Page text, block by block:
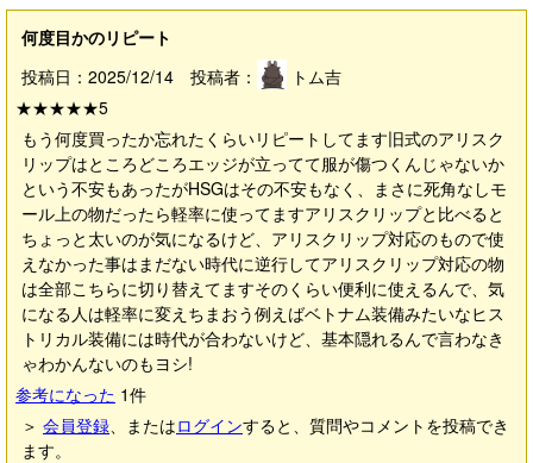
何度目かのリピート
投稿日：2025/12/14 投稿者：
トム吉
★★★★★5
もう何度買ったか忘れたくらいリピートしてます旧式のアリスク
リップはところどころエッジが立ってて服が傷つくんじゃないか
という不安もあったがHSGはその不安もなく、まさに死角なしモ
ール上の物だったら軽率に使ってますアリスクリップと比べると
ちょっと太いのが気になるけど、アリスクリップ対応のもので使
えなかった事はまだない時代に逆行してアリスクリップ対応の物
は全部こちらに切り替えてますそのくらい便利に使えるんで、気
になる人は軽率に変えちまおう例えばベトナム装備みたいなヒス
トリカル装備には時代が合わないけど、基本隠れるんで言わなき
ゃわかんないのもヨシ!
参考になった 1件
＞ 会員登録、またはログインすると、質問やコメントを投稿でき
ます。